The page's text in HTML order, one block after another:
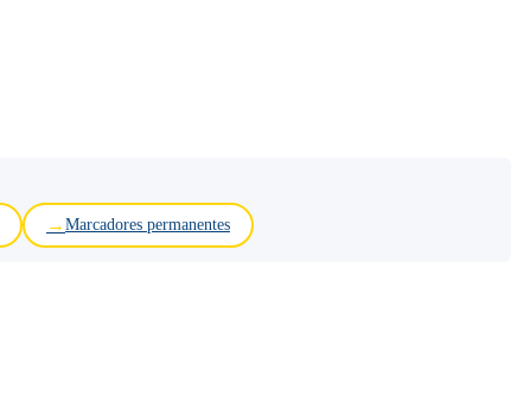
Marcadores permanentes